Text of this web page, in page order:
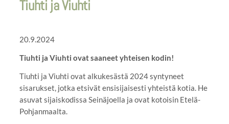
Tiuhti ja Viuhti
20.9.2024
Tiuhti ja Viuhti ovat saaneet yhteisen kodin!
Tiuhti ja Viuhti ovat alkukesästä 2024 syntyneet
sisarukset, jotka etsivät ensisijaisesti yhteistä kotia. He
asuvat sijaiskodissa Seinäjoella ja ovat kotoisin Etelä-
Pohjanmaalta.